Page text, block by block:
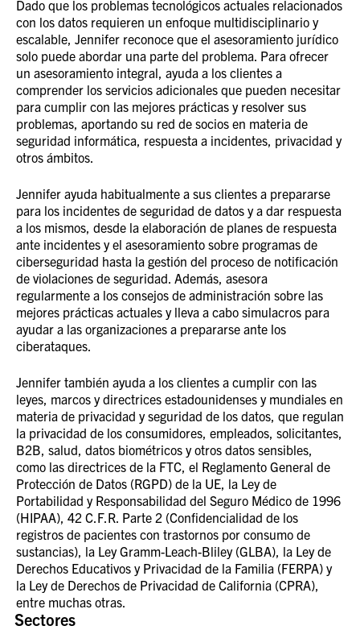
Sectores
Dado que los problemas tecnológicos actuales relacionados
con los datos requieren un enfoque multidisciplinario y
escalable, Jennifer reconoce que el asesoramiento jurídico
solo puede abordar una parte del problema. Para ofrecer
un asesoramiento integral, ayuda a los clientes a
comprender los servicios adicionales que pueden necesitar
para cumplir con las mejores prácticas y resolver sus
problemas, aportando su red de socios en materia de
seguridad informática, respuesta a incidentes, privacidad y
otros ámbitos.
Jennifer ayuda habitualmente a sus clientes a prepararse
para los incidentes de seguridad de datos y a dar respuesta
a los mismos, desde la elaboración de planes de respuesta
ante incidentes y el asesoramiento sobre programas de
ciberseguridad hasta la gestión del proceso de notificación
de violaciones de seguridad. Además, asesora
regularmente a los consejos de administración sobre las
mejores prácticas actuales y lleva a cabo simulacros para
ayudar a las organizaciones a prepararse ante los
ciberataques.
Jennifer también ayuda a los clientes a cumplir con las
leyes, marcos y directrices estadounidenses y mundiales en
materia de privacidad y seguridad de los datos, que regulan
la privacidad de los consumidores, empleados, solicitantes,
B2B, salud, datos biométricos y otros datos sensibles,
como las directrices de la FTC, el Reglamento General de
Protección de Datos (RGPD) de la UE, la Ley de
Portabilidad y Responsabilidad del Seguro Médico de 1996
(HIPAA), 42 C.F.R. Parte 2 (Confidencialidad de los
registros de pacientes con trastornos por consumo de
sustancias), la Ley Gramm-Leach-Bliley (GLBA), la Ley de
Derechos Educativos y Privacidad de la Familia (FERPA) y
la Ley de Derechos de Privacidad de California (CPRA),
entre muchas otras.